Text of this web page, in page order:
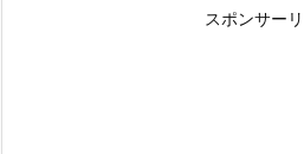
スポンサー